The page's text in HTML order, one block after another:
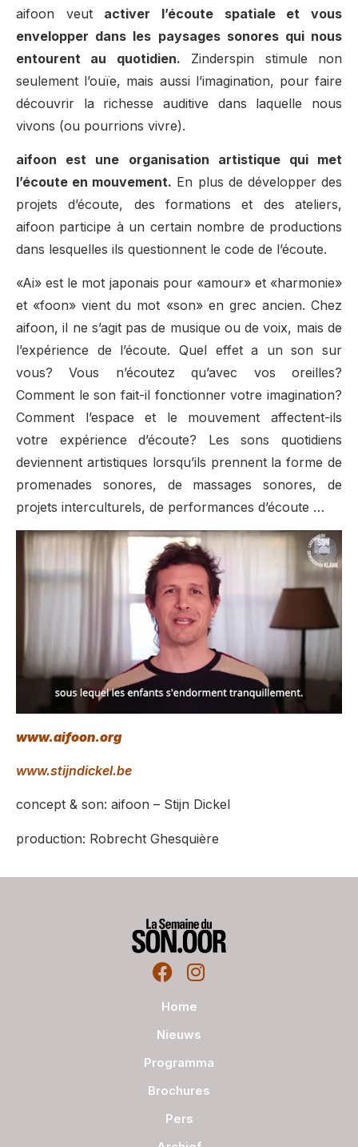
aifoon veut activer l’écoute spatiale et vous
envelopper dans les paysages sonores qui nous
entourent au quotidien. Zinderspin stimule non
seulement l’ouïe, mais aussi l’imagination, pour faire
découvrir la richesse auditive dans laquelle nous
vivons (ou pourrions vivre).
aifoon est une organisation artistique qui met
l’écoute en mouvement. En plus de développer des
projets d’écoute, des formations et des ateliers,
aifoon participe à un certain nombre de productions
dans lesquelles ils questionnent le code de l’écoute.
«Ai» est le mot japonais pour «amour» et «harmonie»
et «foon» vient du mot «son» en grec ancien. Chez
aifoon, il ne s’agit pas de musique ou de voix, mais de
l’expérience de l’écoute. Quel effet a un son sur
vous? Vous n’écoutez qu’avec vos oreilles?
Comment le son fait-il fonctionner votre imagination?
Comment l’espace et le mouvement affectent-ils
votre expérience d’écoute? Les sons quotidiens
deviennent artistiques lorsqu’ils prennent la forme de
promenades sonores, de massages sonores, de
projets interculturels, de performances d’écoute …
www.aifoon.org
www.stijndickel.be
concept & son: aifoon – Stijn Dickel
production: Robrecht Ghesquière
Home
Nieuws
Programma
Brochures
Pers